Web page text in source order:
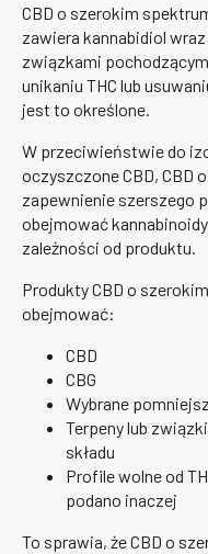
CBD o szerokim
zawiera kannabidiol
związkami
unikaniu THC lub
jest to określone.
W przeciwieństwie do
oczyszczone CBD, CBD
zapewnienie szerszego
obejmować
zależności od produktu.
Produkty CBD o
obejmować:
CBD
CBG
Wybrane
Terpeny lub
składu
Profile wolne od
podano inaczej
To sprawia, że CBD o